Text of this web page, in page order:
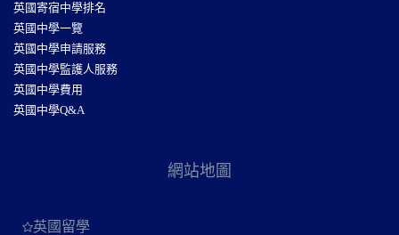
英國寄宿中學排名
英國中學一覽
英國中學申請服務
英國中學監護人服務
英國中學費用
英國中學Q&A
網站地圖
英國留學